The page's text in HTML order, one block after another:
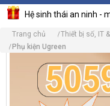
Hệ sinh thái an ninh -
Trang chủ Thiết bị số, IT
Phụ kiện Ugreen